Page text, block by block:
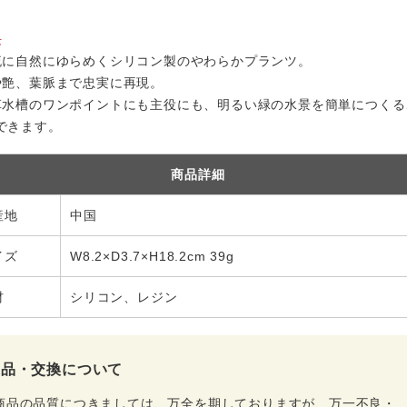
自然にゆらめくシリコン製のやわらかプランツ。
、葉脈まで忠実に再現。
槽のワンポイントにも主役にも、明るい緑の水景を簡単につく
きます。
商品詳細
地 中国
ズ W8.2×D3.7×H18.2cm 39g
シリコン、レジン
・交換について
品の品質につきましては、万全を期しておりますが、万一不良・